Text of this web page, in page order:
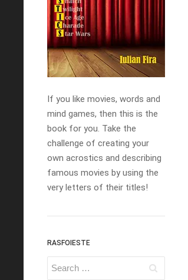
If you like movies, words and
mind games, then this is the
book for you. Take the
challenge of creating your
own acrostics and describing
famous movies by using the
very letters of their titles!
RASFOIESTE